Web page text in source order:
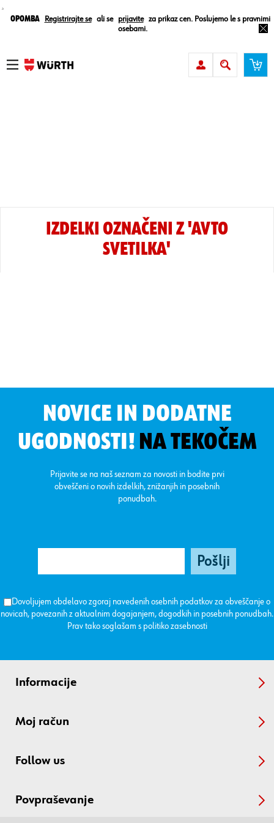
¸
Opomba Registrirajte se ali se prijavite
za prikaz cen. Poslujemo le s pravnimi
osebami.
IZDELKI OZNAČENI Z 'AVTO
SVETILKA'
NOVICE IN DODATNE
UGODNOSTI! NA TEKOČEM
Prijavite se na naš seznam za novosti in bodite prvi
obveščeni o novih izdelkih, znižanjih in posebnih
ponudbah.
Dovoljujem obdelavo zgoraj navedenih osebnih podatkov za obveščanje o
novicah, povezanih z aktualnim dogajanjem, dogodkih in posebnih ponudbah.
Prav tako soglašam s politiko zasebnosti
Informacije
Moj račun
Follow us
Povpraševanje